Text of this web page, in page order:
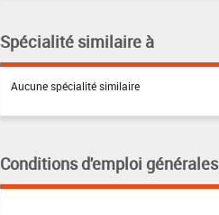
Spécialité similaire à
Aucune spécialité similaire
Conditions d'emploi générales